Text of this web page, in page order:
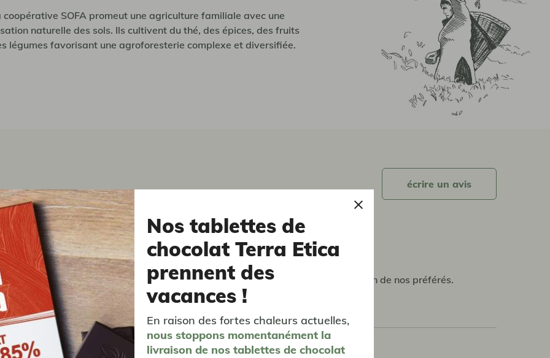
coopérative SOFA promeut une agriculture familiale avec une
naturelle des sols. Ils cultivent du thé, des épices, des fruits
légumes favorisant une agroforesterie complexe et diversifiée.
écrire un avis
! On en consomme régulièrement depuis 2 ans, et ce thé s'est imposé comme l'un de nos préférés.
vert et de gingembre sont bien dosé, juste comme il faut !
Nos tablettes de
chocolat Terra Etica
prennent des
vacances !
En raison des fortes chaleurs actuelles,
nous stoppons momentanément la
livraison de nos tablettes de chocolat